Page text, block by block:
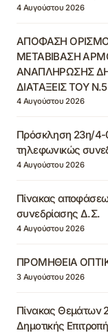
4 Αυγούστου 2026
ΑΠΟΦΑΣΗ
ΜΕΤΑΒΙΒΑΣΗ
ΑΝΑΠΛΗΡΩΣΗΣ
ΔΙΑΤΑΞΕΙΣ ΤΟΥ
4 Αυγούστου 2026
Πρόσκληση 23η/4-
τηλεφωνικώς
4 Αυγούστου 2026
Πίνακας
συνεδρίασης Δ.Σ.
4 Αυγούστου 2026
ΠΡΟΜΗΘΕΙΑ
3 Αυγούστου 2026
Πίνακας Θεμάτων
Δημοτικής